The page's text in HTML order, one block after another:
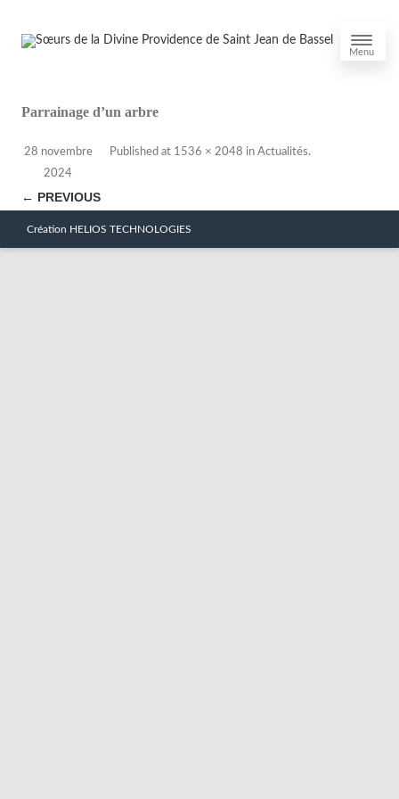
Menu
Parrainage d’un arbre
Published
28 novembre
2024
at 1536 × 2048 in Actualités.
← PREVIOUS
Création HELIOS TECHNOLOGIES